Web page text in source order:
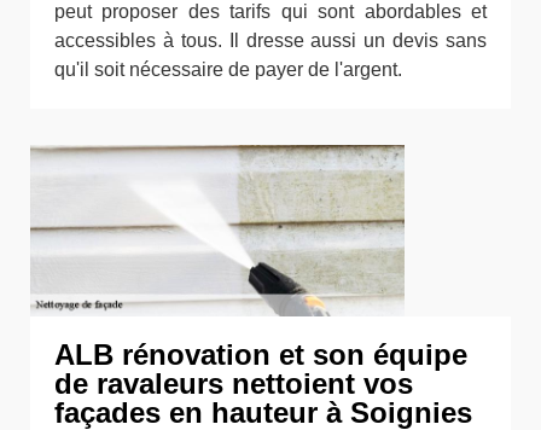
peut proposer des tarifs qui sont abordables et
accessibles à tous. Il dresse aussi un devis sans
qu'il soit nécessaire de payer de l'argent.
ALB rénovation et son équipe
de ravaleurs nettoient vos
façades en hauteur à Soignies